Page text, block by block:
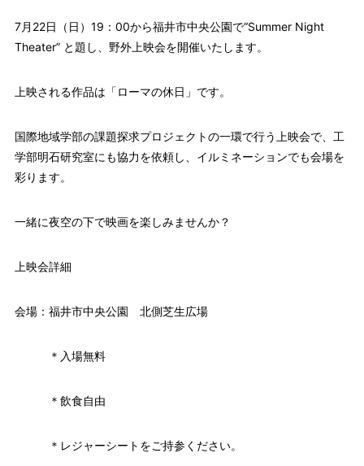
7月22日（日）19：00から福井市中央公園で“Summer Night
Theater” と題し、野外上映会を開催いたします。
上映される作品は「ローマの休日」です。
国際地域学部の課題探求プロジェクトの一環で行う上映会で、工
学部明石研究室にも協力を依頼し、イルミネーションでも会場を
彩ります。
一緒に夜空の下で映画を楽しみませんか？
上映会詳細
会場：福井市中央公園 北側芝生広場
＊入場無料
＊飲食自由
＊レジャーシートをご持参ください。